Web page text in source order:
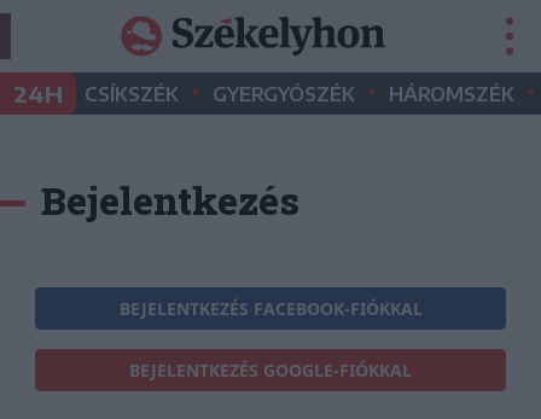
24H CSÍKSZÉK • GYERGYÓSZÉK • HÁROMSZÉK •
Bejelentkezés
BEJELENTKEZÉS FACEBOOK-FIÓKKAL
BEJELENTKEZÉS GOOGLE-FIÓKKAL